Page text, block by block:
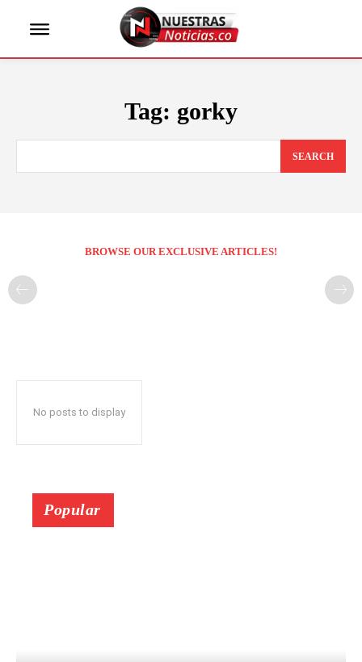
Tag: gorky
SEARCH
BROWSE OUR EXCLUSIVE ARTICLES!
No posts to display
Popular